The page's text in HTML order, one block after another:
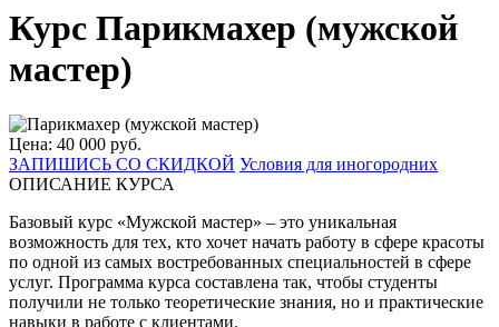
Курс Парикмахер (мужской
мастер)
Цена: 40 000 руб.
ЗАПИШИСЬ СО СКИДКОЙ Условия для иногородних
ОПИСАНИЕ КУРСА
Базовый курс «Мужской мастер» – это уникальная
возможность для тех, кто хочет начать работу в сфере красоты
по одной из самых востребованных специальностей в сфере
услуг. Программа курса составлена так, чтобы студенты
получили не только теоретические знания, но и практические
навыки в работе с клиентами.